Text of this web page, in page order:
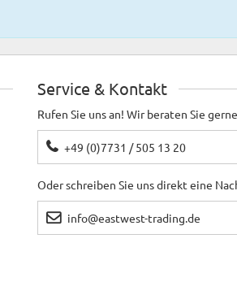
Service & Kontakt
Rufen Sie uns an! Wir beraten Sie gerne
+49 (0)7731 / 505 13 20
Oder schreiben Sie uns direkt eine
info@eastwest-trading.de